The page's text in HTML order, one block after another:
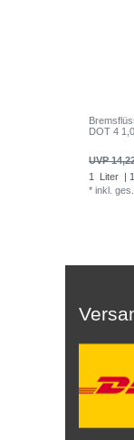
DOT 4
UVP
1 Liter
|
*inkl.